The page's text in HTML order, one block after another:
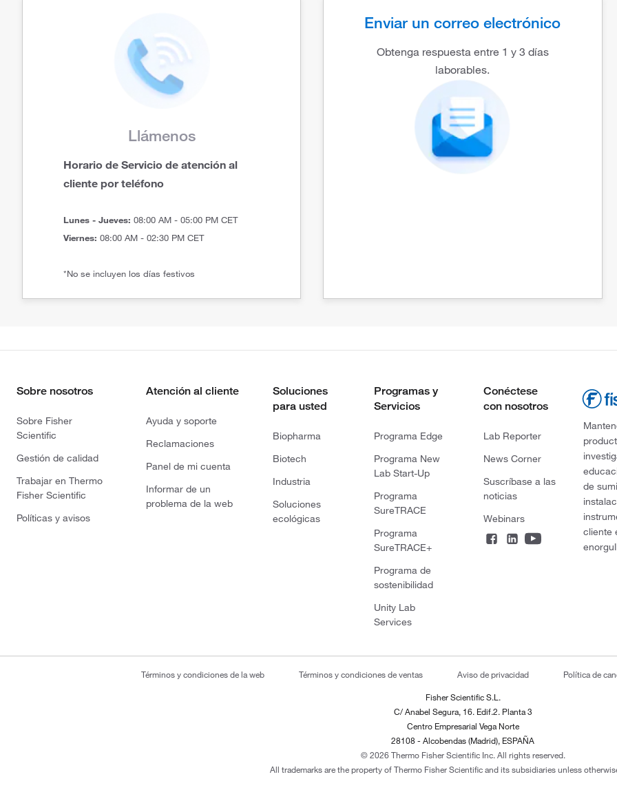
Llámenos
Horario de Servicio de atención al
cliente por teléfono
Lunes - Jueves: 08:00 AM - 05:00 PM CET
Viernes: 08:00 AM - 02:30 PM CET
*No se incluyen los días festivos
Enviar un correo electrónico
Obtenga respuesta entre 1 y 3 días
laborables.
Sobre nosotros
Sobre Fisher
Scientific
Gestión de calidad
Trabajar en Thermo
Fisher Scientific
Políticas y avisos
Atención al cliente
Ayuda y soporte
Reclamaciones
Panel de mi cuenta
Informar de un
problema de la web
Soluciones
para usted
Biopharma
Biotech
Industria
Soluciones
ecológicas
Programas y
Servicios
Programa Edge
Programa New
Lab Start-Up
Programa
SureTRACE
Programa
SureTRACE+
Programa de
sostenibilidad
Unity Lab
Services
Conéctese
con nosotros
Lab Reporter
News Corner
Suscríbase a las
noticias
Webinars
de
cliente
Términos y condiciones de la web Términos y condiciones de ventas Aviso de privacidad Política de
Fisher Scientific S.L.
C/ Anabel Segura, 16. Edif.2. Planta 3
Centro Empresarial Vega Norte
28108 - Alcobendas (Madrid), ESPAÑA
© 2026 Thermo Fisher Scientific Inc. All rights reserved.
All trademarks are the property of Thermo Fisher Scientific and its subsidiaries unless